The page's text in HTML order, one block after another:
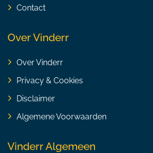
Contact
Over Vinderr
Over Vinderr
Privacy & Cookies
Disclaimer
Algemene Voorwaarden
Vinderr Algemeen